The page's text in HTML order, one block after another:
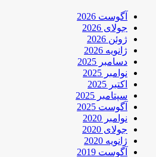
آگوست 2026
جولای 2026
ژوئن 2026
ژانویه 2026
دسامبر 2025
نوامبر 2025
اکتبر 2025
سپتامبر 2025
آگوست 2025
نوامبر 2020
جولای 2020
ژانویه 2020
آگوست 2019